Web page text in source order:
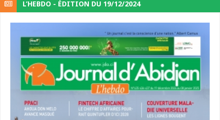
L’HEBDO - ÉDITION DU 19/12/2024